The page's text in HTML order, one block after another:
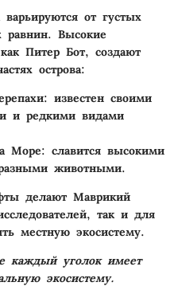
от густых
равнин. Высокие
Питер Бот, создают
острова:
: известен своими
и редкими видами
Море: славится высокими
животными.
делают Маврикий
так и для
местную экосистему.
каждый уголок имеет
экосистему.